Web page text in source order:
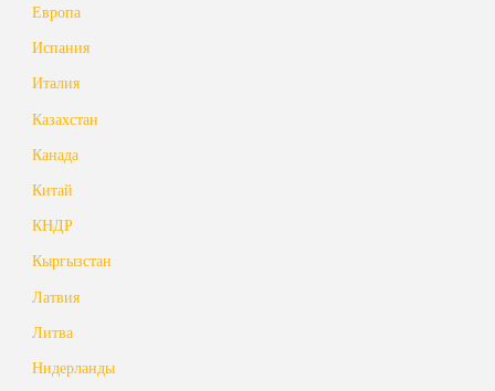
Европа
Испания
Италия
Казахстан
Канада
Китай
КНДР
Кыргызстан
Латвия
Литва
Нидерланды